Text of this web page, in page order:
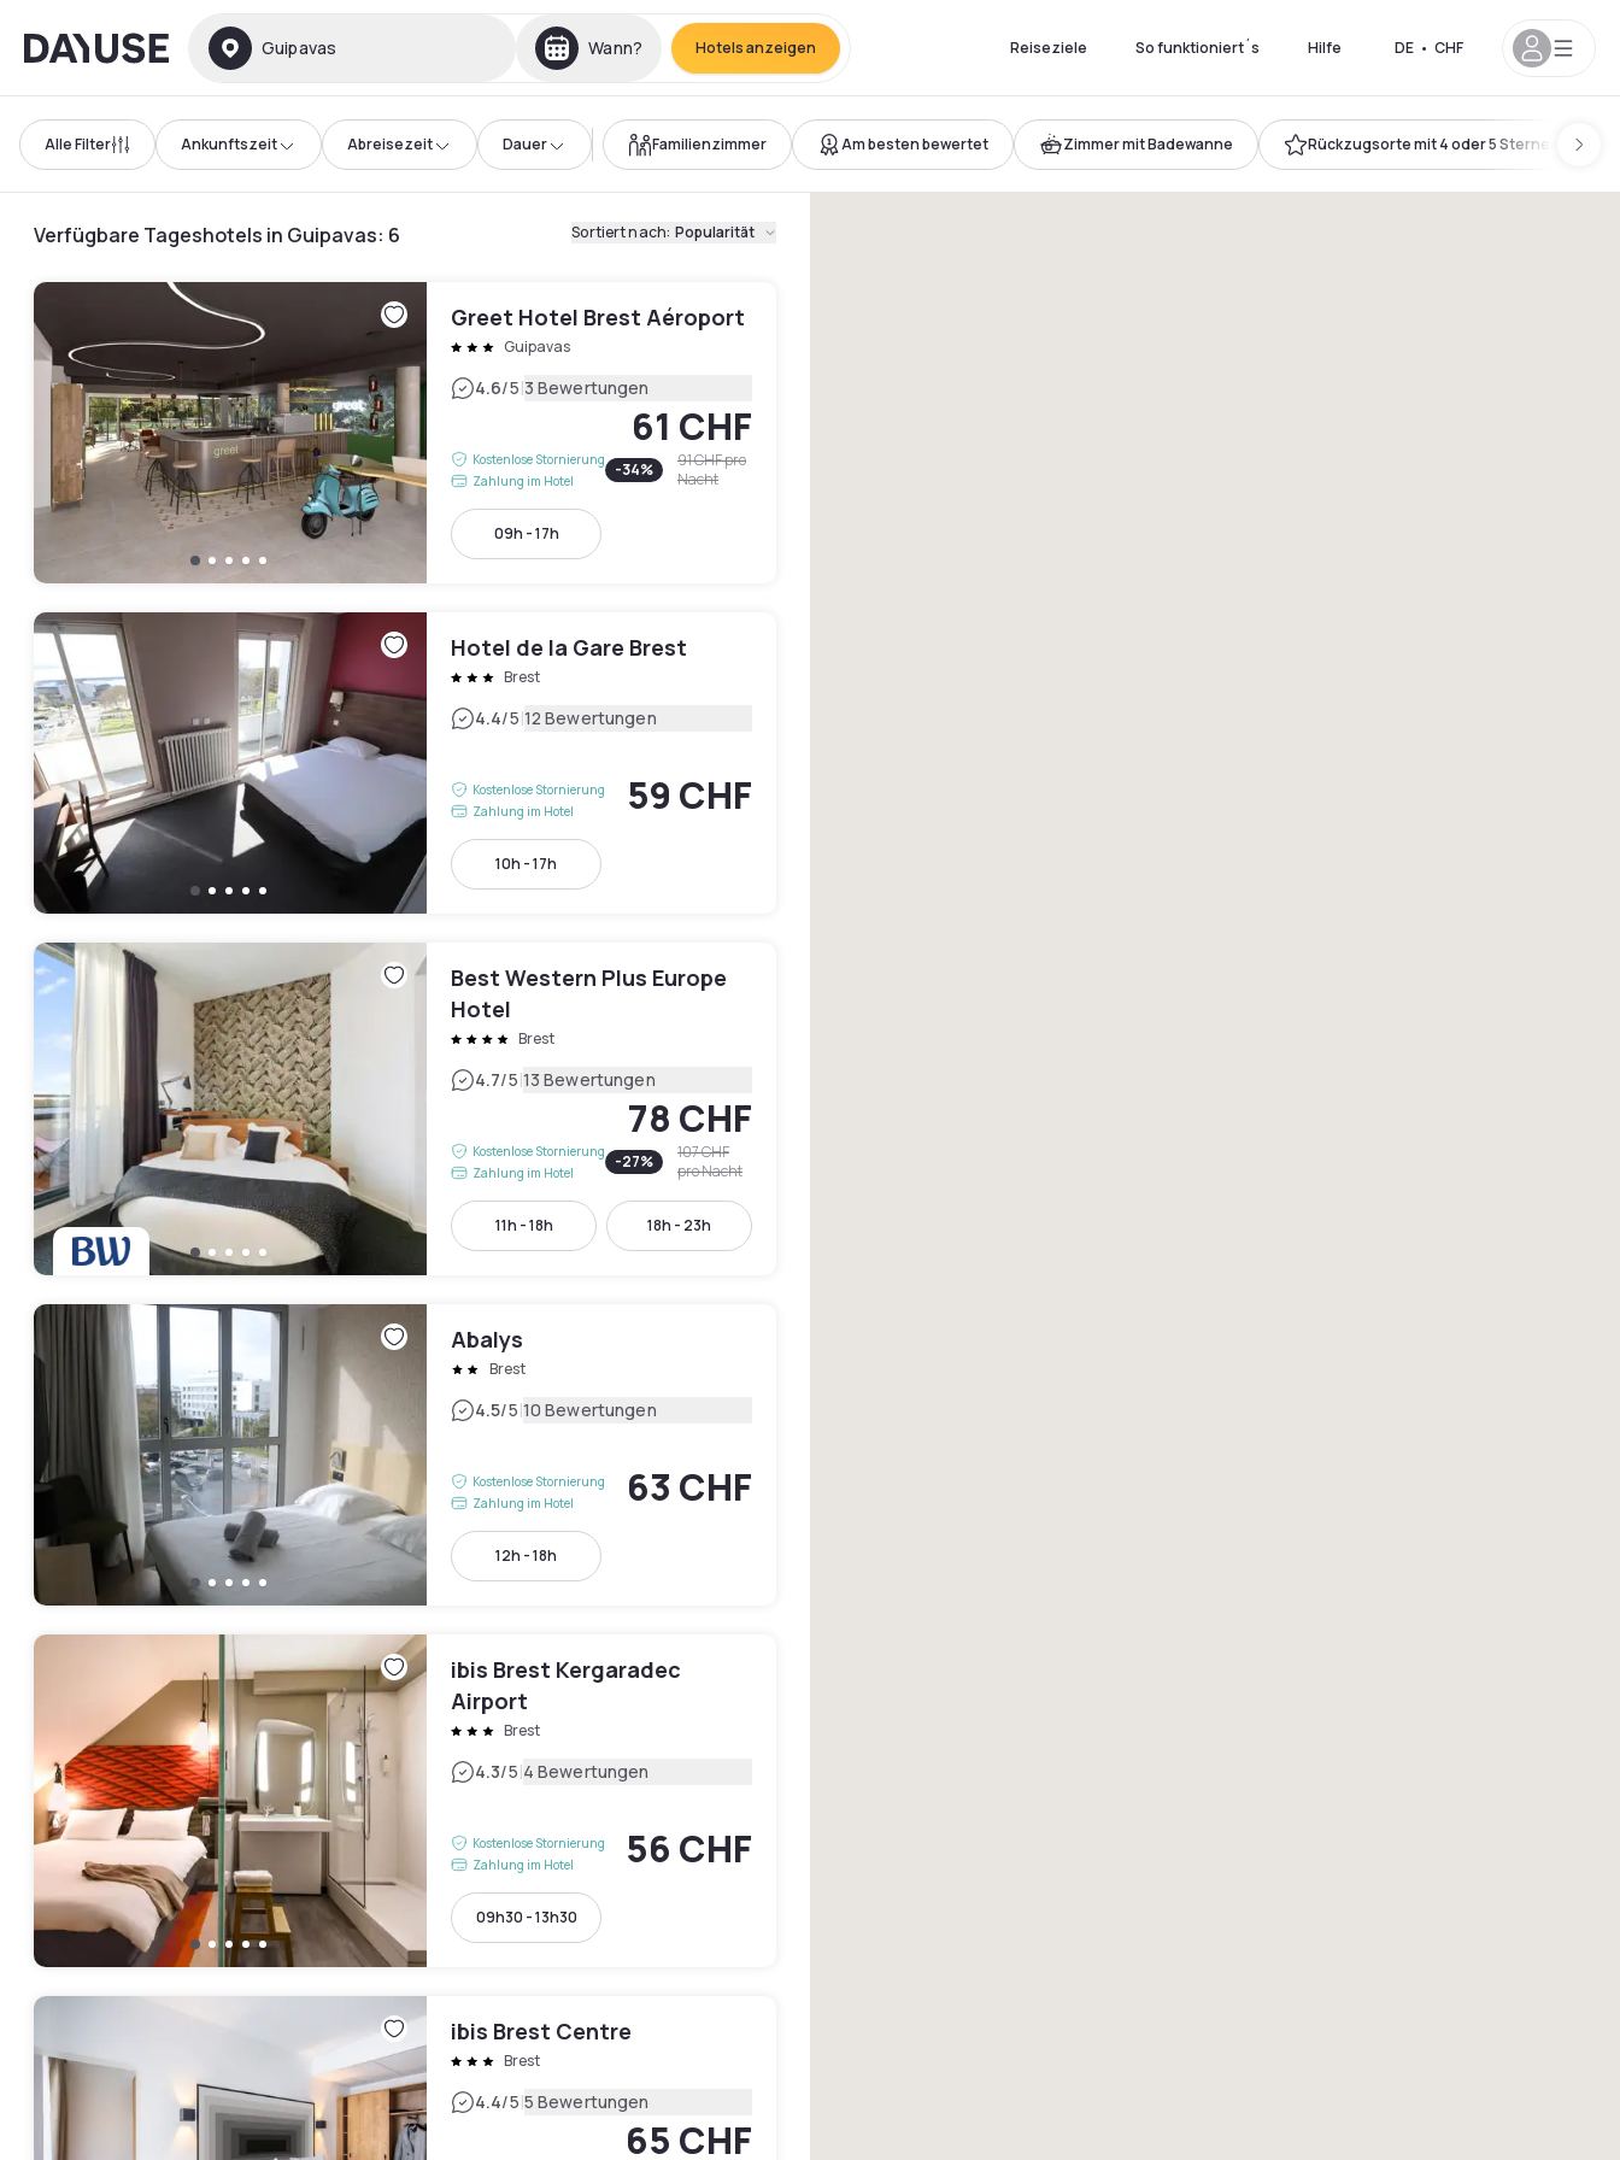
Dayuse Guipavas Wann? Hotels anzeigen Reiseziele So funktioniert´s Hilfe DE • CHF
Alle Filter Ankunftszeit Abreisezeit Dauer Familienzimmer Am besten bewertet Zimmer mit Badewanne Rückzugsorte mit 4 oder 5 Sternen
Verfügbare Tageshotels in Guipavas: 6 Sortiert nach: Popularität
Greet Hotel Brest Aéroport
Guipavas
4.6/5|3 Bewertungen
Kostenlose Stornierung
Zahlung im Hotel
61 CHF
-34% 91 CHFpro
Nacht
09h - 17h
Hotel de la Gare Brest
Brest
4.4/5|12 Bewertungen
Kostenlose Stornierung
Zahlung im Hotel
59 CHF
10h - 17h
Best Western Plus Europe
Hotel
Brest
4.7/5|13 Bewertungen
Kostenlose Stornierung
Zahlung im Hotel
78 CHF
-27%
107 CHF
pro Nacht
11h - 18h 18h - 23h
Abalys
Brest
4.5/5|10 Bewertungen
Kostenlose Stornierung
Zahlung im Hotel
63 CHF
12h - 18h
ibis Brest Kergaradec
Airport
Brest
4.3/5|4 Bewertungen
Kostenlose Stornierung
Zahlung im Hotel
56 CHF
09h30 - 13h30
ibis Brest Centre
Brest
4.4/5|5 Bewertungen
65 CHF